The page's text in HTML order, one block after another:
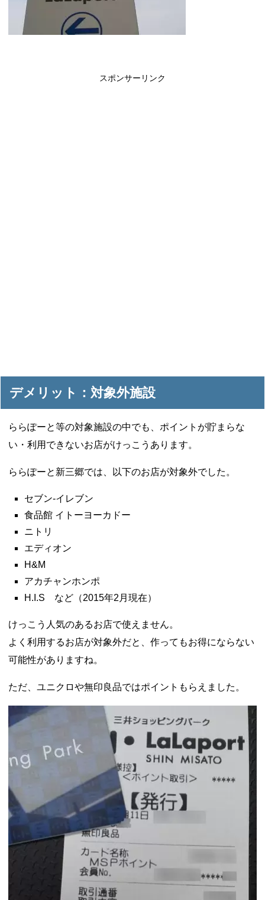
スポンサーリンク
デメリット：対象外施設
ららぽーと等の対象施設の中でも、ポイントが貯まらな
い・利用できないお店がけっこうあります。
ららぽーと新三郷では、以下のお店が対象外でした。
セブン-イレブン
食品館 イトーヨーカドー
ニトリ
エディオン
H&M
アカチャンホンポ
H.I.S など（2015年2月現在）
けっこう人気のあるお店で使えません。
よく利用するお店が対象外だと、作ってもお得にならない
可能性がありますね。
ただ、ユニクロや無印良品ではポイントもらえました。